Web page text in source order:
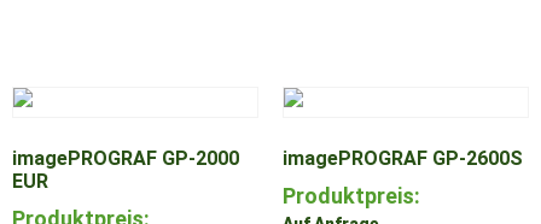
imagePROGRAF GP-2000
EUR
Produktpreis:
imagePROGRAF GP-2600S
Produktpreis: